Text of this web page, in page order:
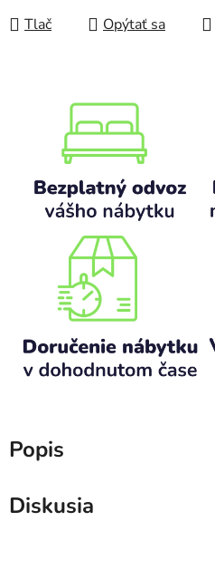
Tlač Opýtať sa
Popis
Diskusia